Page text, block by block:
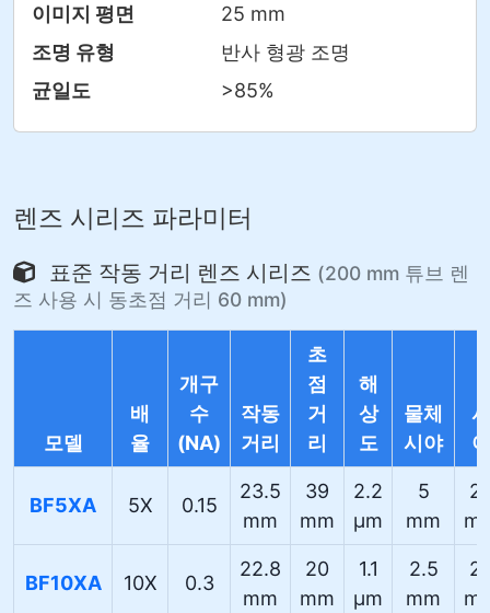
이미지 평면
25 mm
조명 유형
반사 형광 조명
균일도
>85%
렌즈 시리즈 파라미터
표준 작동 거리 렌즈 시리즈 (200 mm 튜브 렌
즈 사용 시 동초점 거리 60 mm)
모델
배
율
개구
수
(NA)
작동
거리
초
점
거
리
해
상
도
물체
시야
시
야
BF5XA 5X 0.15
23.5
mm
39
mm
2.2
µm
5
mm
BF10XA 10X 0.3
22.8
mm
20
mm
1.1
µm
2.5
mm